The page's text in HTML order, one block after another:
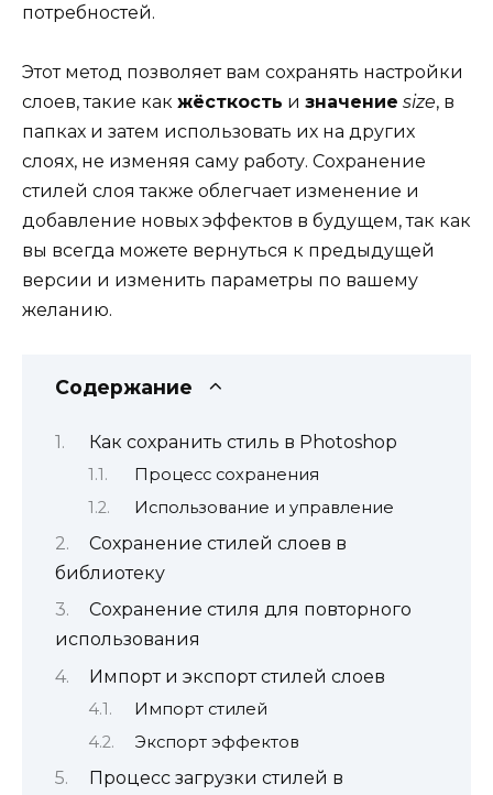
потребностей.
Этот метод позволяет вам сохранять настройки
слоев, такие как жёсткость и значение size, в
папках и затем использовать их на других
слоях, не изменяя саму работу. Сохранение
стилей слоя также облегчает изменение и
добавление новых эффектов в будущем, так как
вы всегда можете вернуться к предыдущей
версии и изменить параметры по вашему
желанию.
Содержание
Как сохранить стиль в Photoshop
Процесс сохранения
Использование и управление
Сохранение стилей слоев в
библиотеку
Сохранение стиля для повторного
использования
Импорт и экспорт стилей слоев
Импорт стилей
Экспорт эффектов
Процесс загрузки стилей в